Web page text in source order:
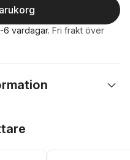
6 vardagar. Fri frakt över